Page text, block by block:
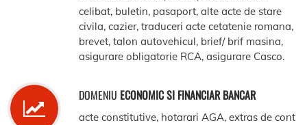
celibat, buletin, pasaport, alte acte de stare
civila, cazier, traduceri acte cetatenie romana,
brevet, talon autovehicul, brief/ brif masina,
asigurare obligatorie RCA, asigurare Casco.
DOMENIU ECONOMIC SI FINANCIAR BANCAR
acte constitutive, hotarari AGA, extras de cont